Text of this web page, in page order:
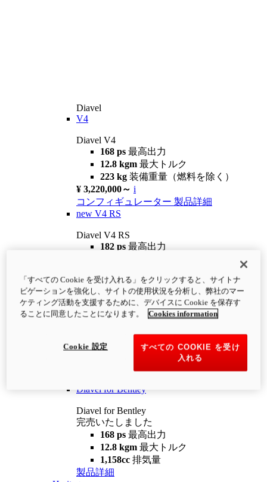
Diavel
V4
Diavel V4
168 ps 最高出力
12.8 kgm 最大トルク
223 kg 装備重量（燃料を除く）
¥ 3,220,000～ i
コンフィギュレーター 製品詳細
new V4 RS
Diavel V4 RS
182 ps 最高出力
¥4,400,000 i
コンフィギュレーター 製品詳細
newV4 RS 100
12.2 kgm
最大トルク
装備重量（燃料を除く）
Diavel for Bentley
Diavel for Bentley
完売いたしました
168 ps 最高出力
12.8 kgm 最大トルク
1,158cc 排気量
製品詳細
「すべての Cookie を受け入れる」をクリックすると、サイトナ
ビゲーションを強化し、サイトの使用状況を分析し、弊社のマー
ケティング活動を支援するために、デバイスに Cookie を保存す
ることに同意したことになります。
Cookies information
すべての COOKIE を受け
入れる
Cookie 設定